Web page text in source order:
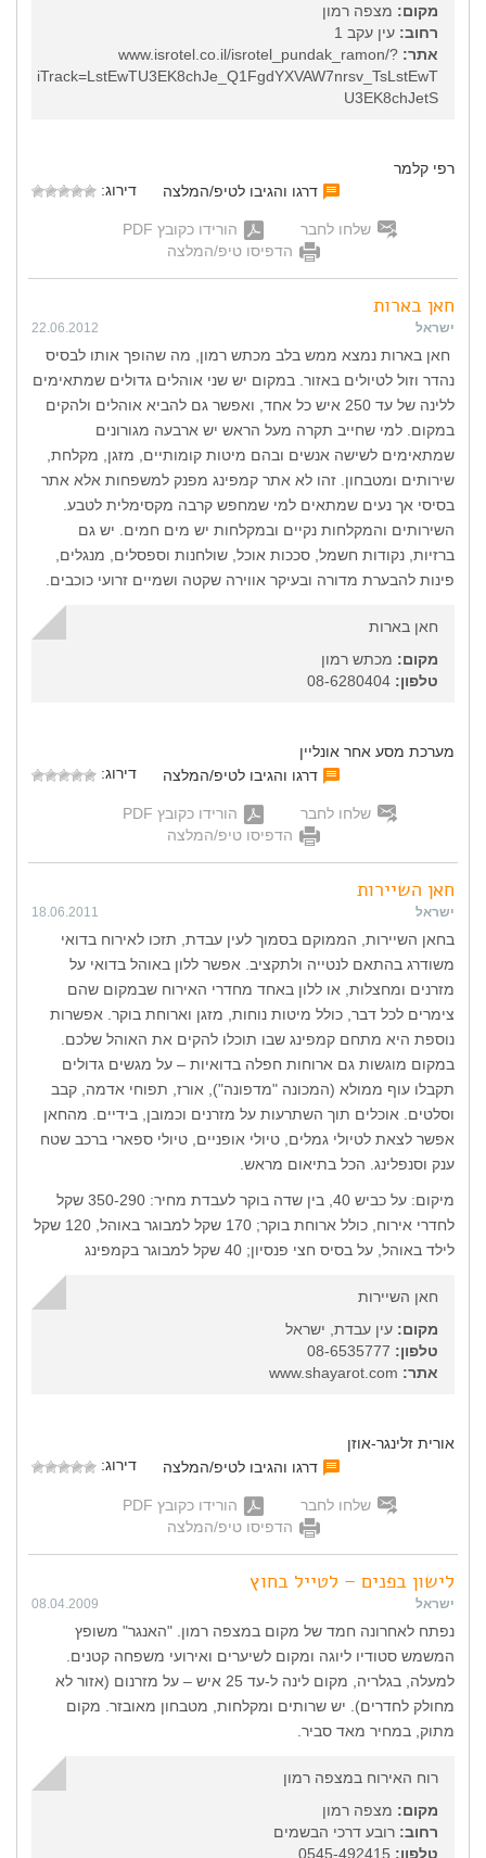
מקום: מצפה רמון
רחוב: עין עקב 1
אתר: www.isrotel.co.il/isrotel_pundak_ramon/?
iTrack=LstEwTU3EK8chJe_Q1FgdYXVAW7nrsv_TsLstEwT
U3EK8chJetS
רפי קלמר
דרגו והגיבו לטיפ/המלצה
דירוג:
שלחו לחבר
הורידו כקובץ PDF
הדפיסו טיפ/המלצה
חאן בארות
ישראל 22.06.2012
חאן בארות נמצא ממש בלב מכתש רמון, מה שהופך אותו לבסיס
נהדר וזול לטיולים באזור. במקום יש שני אוהלים גדולים שמתאימים
ללינה של עד 250 איש כל אחד, ואפשר גם להביא אוהלים ולהקים
במקום. למי שחייב תקרה מעל הראש יש ארבעה מגורונים
שמתאימים לשישה אנשים ובהם מיטות קומותיים, מזגן, מקלחת,
שירותים ומטבחון. זהו לא אתר קמפינג מפנק למשפחות אלא אתר
בסיסי אך נעים שמתאים למי שמחפש קרבה מקסימלית לטבע.
השירותים והמקלחות נקיים ובמקלחות יש מים חמים. יש גם
ברזיות, נקודות חשמל, סככות אוכל, שולחנות וספסלים, מנגלים,
פינות להבערת מדורה ובעיקר אווירה שקטה ושמיים זרועי כוכבים.
חאן בארות
מקום: מכתש רמון
טלפון:
מערכת מסע אחר אונליין
דרגו והגיבו לטיפ/המלצה
דירוג:
שלחו לחבר
הורידו כקובץ PDF
הדפיסו טיפ/המלצה
חאן השיירות
ישראל 18.06.2011
בחאן השיירות, הממוקם בסמוך לעין עבדת, תזכו לאירוח בדואי
משודרג בהתאם לנטייה ולתקציב. אפשר ללון באוהל בדואי על
מזרנים ומחצלות, או ללון באחד מחדרי האירוח שבמקום שהם
צימרים לכל דבר, כולל מיטות נוחות, מזגן וארוחת בוקר. אפשרות
נוספת היא מתחם קמפינג שבו תוכלו להקים את האוהל שלכם.
במקום מוגשות גם ארוחות חפלה בדואיות – על מגשים גדולים
תקבלו עוף ממולא (המכונה "מדפונה"), אורז, תפוחי אדמה, קבב
וסלטים. אוכלים תוך השתרעות על מזרנים וכמובן, בידיים. מהחאן
אפשר לצאת לטיולי גמלים, טיולי אופניים, טיולי ספארי ברכב שטח
ענק וסנפלינג. הכל בתיאום מראש.
מיקום: על כביש 40, בין שדה בוקר לעבדת מחיר: 350-290 שקל
לחדרי אירוח, כולל ארוחת בוקר; 170 שקל למבוגר באוהל, 120 שקל
לילד באוהל, על בסיס חצי פנסיון; 40 שקל למבוגר בקמפינג
חאן השיירות
מקום: עין עבדת, ישראל
טלפון:
אתר:
אורית זלינגר-אוזן
דרגו והגיבו לטיפ/המלצה
דירוג:
שלחו לחבר
הורידו כקובץ PDF
הדפיסו טיפ/המלצה
לישון בפנים – לטייל בחוץ
ישראל 08.04.2009
נפתח לאחרונה חמד של מקום במצפה רמון. "האנגר" משופץ
המשמש סטודיו ליוגה ומקום לשיערים ואירועי משפחה קטנים.
למעלה, בגלריה, מקום לינה ל-עד 25 איש – על מזרנום (אזור לא
מחולק לחדרים). יש שרותים ומקלחות, מטבחון מאובזר. מקום
מתוק, במחיר מאד סביר.
רוח האירוח במצפה רמון
מקום: מצפה רמון
רחוב: רובע דרכי הבשמים
טלפון: